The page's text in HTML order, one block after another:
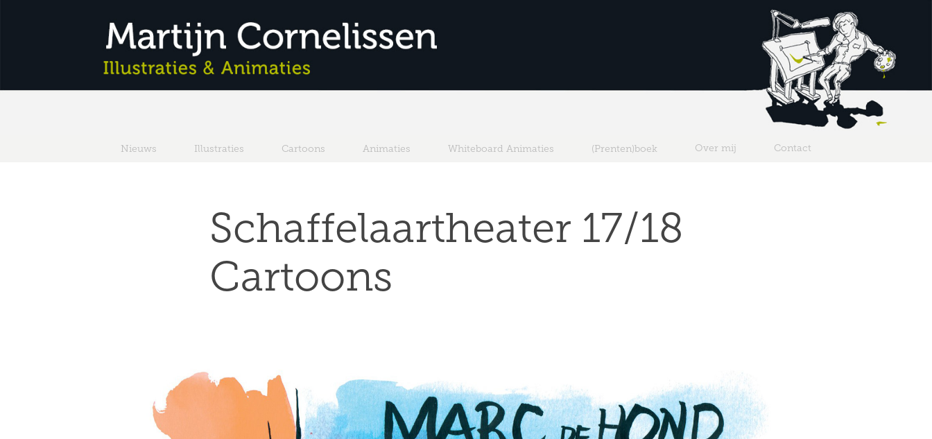
Nieuws Illustraties Cartoons Animaties Whiteboard Animaties (Prenten)boek Over mij Contact
Schaffelaartheater 17/18
Cartoons